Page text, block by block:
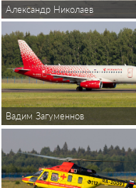
Александр Николаев
Вадим Загуменнов